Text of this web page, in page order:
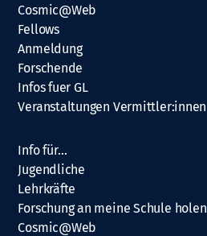
Cosmic@Web
Fellows
Anmeldung
Forschende
Infos fuer GL
Veranstaltungen Vermittler:innen
Info für…
Jugendliche
Lehrkräfte
Forschung an meine Schule holen
Cosmic@Web